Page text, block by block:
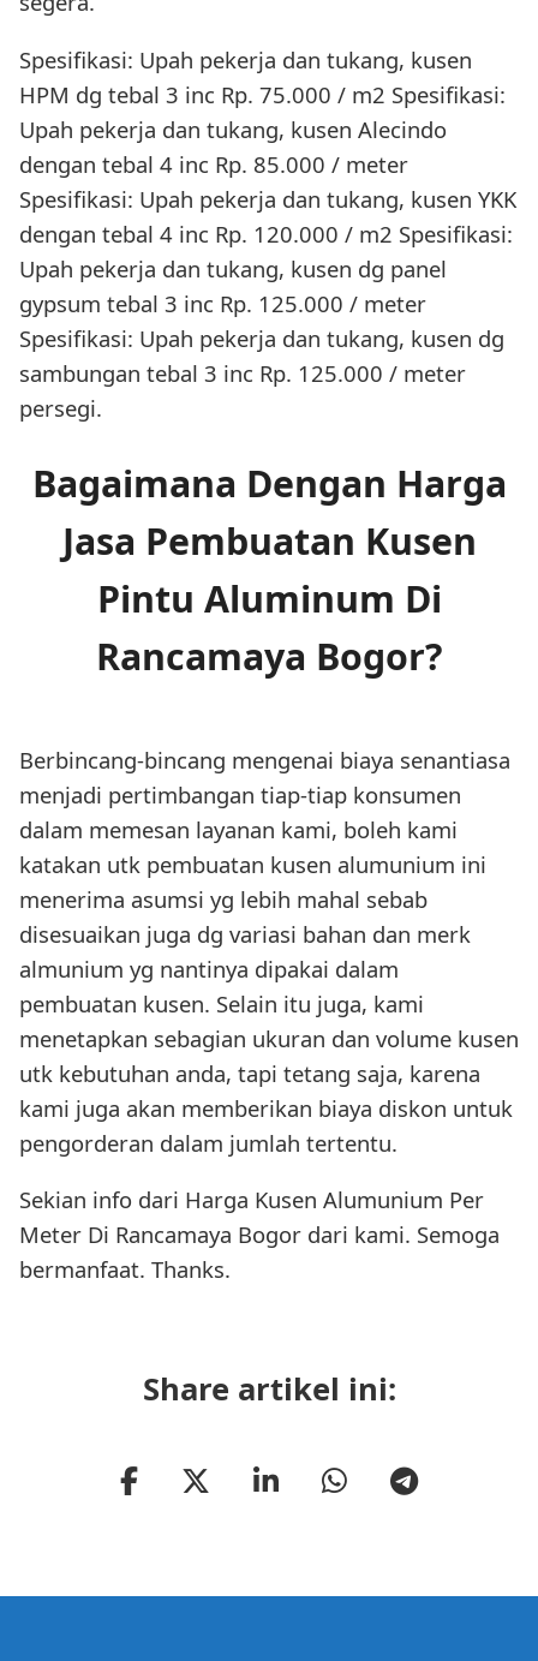
Spesifikasi: Upah pekerja dan tukang, kusen
HPM dg tebal 3 inc Rp. 75.000 / m2 Spesifikasi:
Upah pekerja dan tukang, kusen Alecindo
dengan tebal 4 inc Rp. 85.000 / meter
Spesifikasi: Upah pekerja dan tukang, kusen YKK
dengan tebal 4 inc Rp. 120.000 / m2 Spesifikasi:
Upah pekerja dan tukang, kusen dg panel
gypsum tebal 3 inc Rp. 125.000 / meter
Spesifikasi: Upah pekerja dan tukang, kusen dg
sambungan tebal 3 inc Rp. 125.000 / meter
persegi.
Bagaimana Dengan Harga
Jasa Pembuatan Kusen
Pintu Aluminum Di
Rancamaya Bogor?
Berbincang-bincang mengenai biaya senantiasa
menjadi pertimbangan tiap-tiap konsumen
dalam memesan layanan kami, boleh kami
katakan utk pembuatan kusen alumunium ini
menerima asumsi yg lebih mahal sebab
disesuaikan juga dg variasi bahan dan merk
almunium yg nantinya dipakai dalam
pembuatan kusen. Selain itu juga, kami
menetapkan sebagian ukuran dan volume kusen
utk kebutuhan anda, tapi tetang saja, karena
kami juga akan memberikan biaya diskon untuk
pengorderan dalam jumlah tertentu.
Sekian info dari Harga Kusen Alumunium Per
Meter Di Rancamaya Bogor dari kami. Semoga
bermanfaat. Thanks.
Share artikel ini: